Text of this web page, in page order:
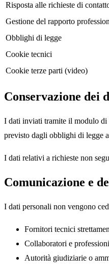
Risposta alle richieste di
Gestione del rapporto
Obblighi di legge
Cookie tecnici
Cookie terze parti (video)
Conservazione dei
I dati inviati tramite il modulo di
previsto dagli obblighi di legge
I dati relativi a richieste non
Comunicazione e
I dati personali non vengono
Fornitori tecnici
Collaboratori e
Autorità giudiziarie o